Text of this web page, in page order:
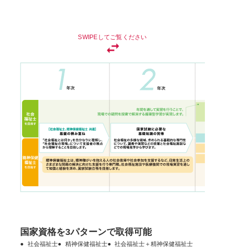
SWIPEしてご覧ください
国家資格を3パターンで取得可能
● 社会福祉士● 精神保健福祉士● 社会福祉士＋精神保健福祉士